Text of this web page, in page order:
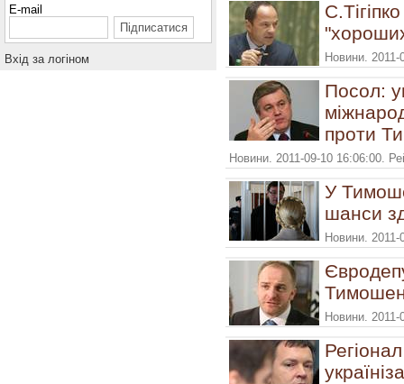
E-mail
Вхiд за логiном Новини.
Посол:
проти
Новини. 2011-09-10 16:06:00.
У
шанси
Новини.
Новини.